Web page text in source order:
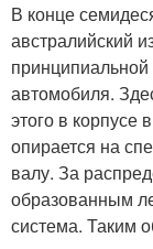
В конце
австралийский
автомобиля.
этого в корпусе
опирается на
валу. За
образованным
система. Таким